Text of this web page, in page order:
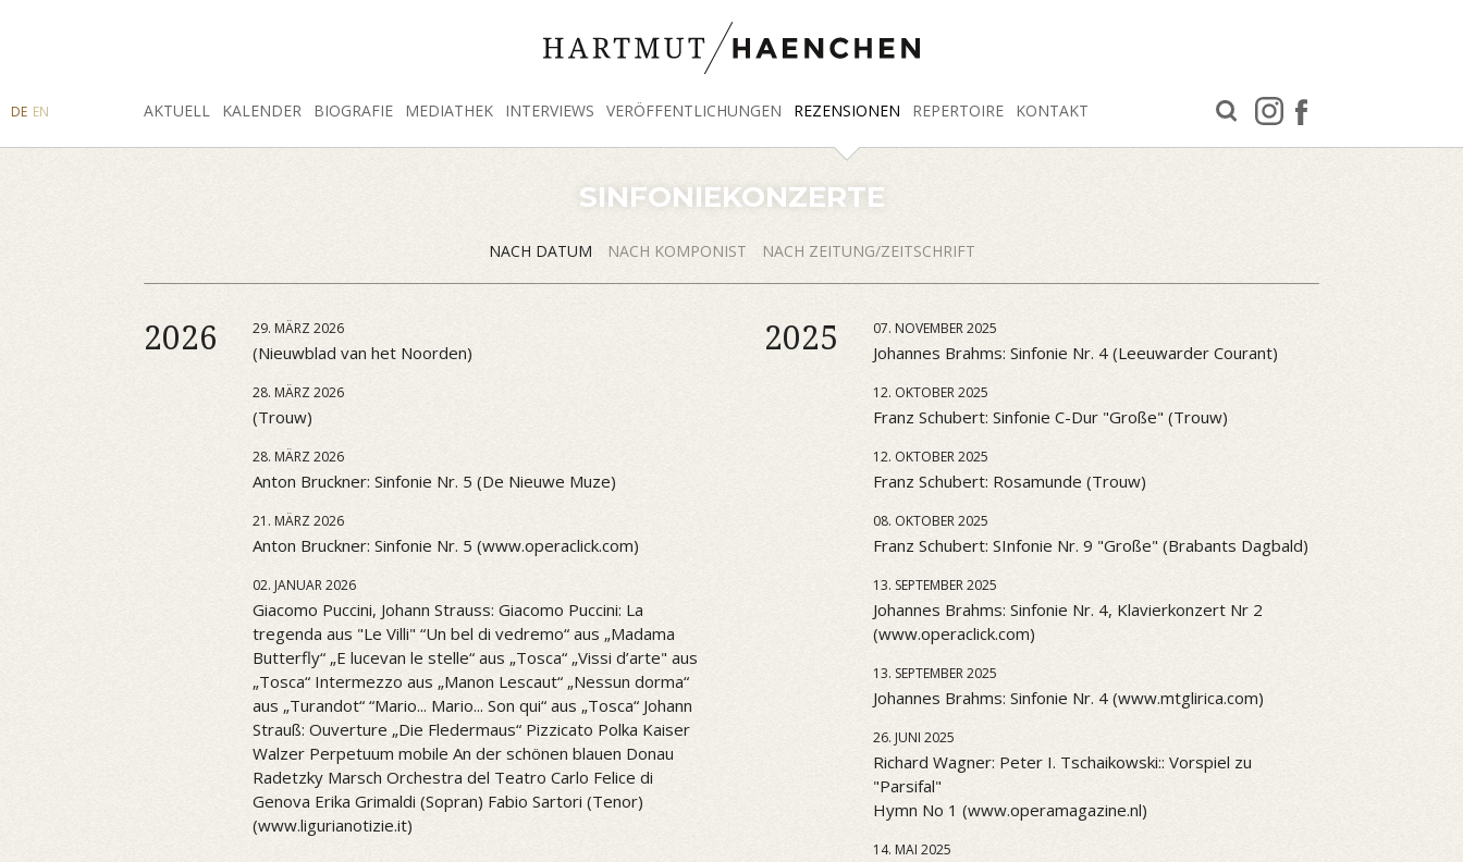
AKTUELL KALENDER BIOGRAFIE MEDIATHEK INTERVIEWS VERÖFFENTLICHUNGEN REZENSIONEN REPERTOIRE KONTAKT
FACEBOOK
INSTAGRAM
SUCHE
DE EN
SINFONIEKONZERTE
NACH DATUM NACH KOMPONIST NACH ZEITUNG/ZEITSCHRIFT
2026 29. MÄRZ 2026
(Nieuwblad van het Noorden)
28. MÄRZ 2026
(Trouw)
28. MÄRZ 2026
Anton Bruckner: Sinfonie Nr. 5 (De Nieuwe Muze)
21. MÄRZ 2026
Anton Bruckner: Sinfonie Nr. 5 (www.operaclick.com)
02. JANUAR 2026
Giacomo Puccini, Johann Strauss: Giacomo Puccini: La
tregenda aus "Le Villi" “Un bel di vedremo“ aus „Madama
Butterfly“ „E lucevan le stelle“ aus „Tosca“ „Vissi d’arte" aus
„Tosca“ Intermezzo aus „Manon Lescaut“ „Nessun dorma“
aus „Turandot“ “Mario... Mario... Son qui“ aus „Tosca“ Johann
Strauß: Ouverture „Die Fledermaus“ Pizzicato Polka Kaiser
Walzer Perpetuum mobile An der schönen blauen Donau
Radetzky Marsch Orchestra del Teatro Carlo Felice di
Genova Erika Grimaldi (Sopran) Fabio Sartori (Tenor)
(www.ligurianotizie.it)
2025 07. NOVEMBER 2025
Johannes Brahms: Sinfonie Nr. 4 (Leeuwarder Courant)
12. OKTOBER 2025
Franz Schubert: Sinfonie C-Dur "Große" (Trouw)
12. OKTOBER 2025
Franz Schubert: Rosamunde (Trouw)
08. OKTOBER 2025
Franz Schubert: SInfonie Nr. 9 "Große" (Brabants Dagbald)
13. SEPTEMBER 2025
Johannes Brahms: Sinfonie Nr. 4, Klavierkonzert Nr 2
(www.operaclick.com)
13. SEPTEMBER 2025
Johannes Brahms: Sinfonie Nr. 4 (www.mtglirica.com)
26. JUNI 2025
Richard Wagner: Peter I. Tschaikowski:: Vorspiel zu
"Parsifal"
Hymn No 1 (www.operamagazine.nl)
14. MAI 2025